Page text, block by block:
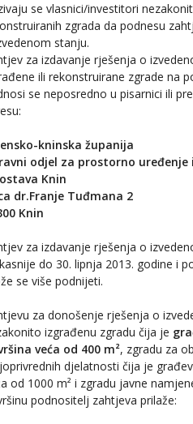
se vlasnici/investitori
zgrada da podnesu
stanju.
za izdavanje rješenja o
ili rekonstruirane zgrade na
se neposredno u pisarnici ili
kninska županija
odjel za prostorno uređenje
Knin
dr.Franje Tuđmana 2
Knin
za izdavanje rješenja o
do 30. lipnja 2013. godine i
se više podnijeti.
za donošenje rješenja o
izgrađenu zgradu čija je
veća od 400 m², zgradu za
djelatnosti čija je
od 1000 m² i zgradu javne
podnositelj zahtjeva prilaže: